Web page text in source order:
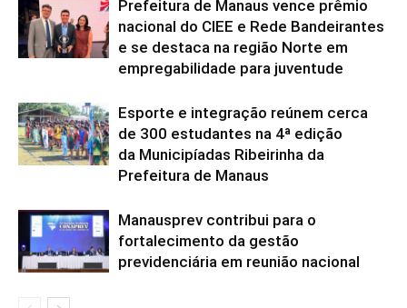
Prefeitura de Manaus vence prêmio
nacional do CIEE e Rede Bandeirantes
e se destaca na região Norte em
empregabilidade para juventude
Esporte e integração reúnem cerca
de 300 estudantes na 4ª edição
da Municipíadas Ribeirinha da
Prefeitura de Manaus
Manausprev contribui para o
fortalecimento da gestão
previdenciária em reunião nacional